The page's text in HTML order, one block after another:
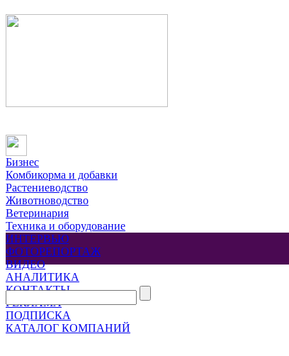
Бизнес
Комбикорма и добавки
Растениеводство
Животноводство
Ветеринария
Техника и оборудование
ИНТЕРВЬЮ
ФОТОРЕПОРТАЖ
ВИДЕО
АНАЛИТИКА
КОНТАКТЫ
РЕКЛАМА
ПОДПИСКА
КАТАЛОГ КОМПАНИЙ